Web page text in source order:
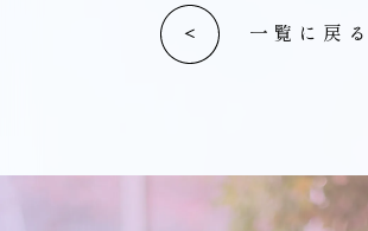
一覧に戻る